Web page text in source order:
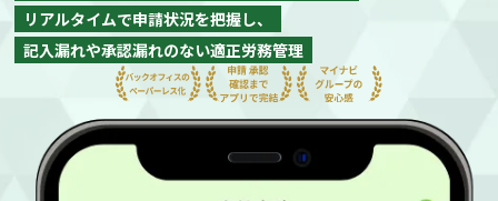
リアルタイムで申請状況を把握し、
記入漏れや承認漏れのない適正労務管理